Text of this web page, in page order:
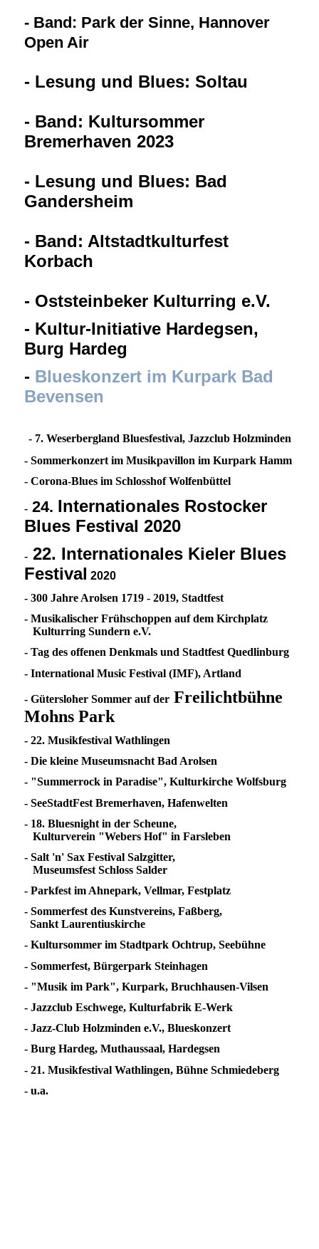
- Band: Park der Sinne, Hannover
Open Air
- Lesung und Blues: Soltau
- Band: Kultursommer
Bremerhaven 2023
- Lesung und Blues: Bad
Gandersheim
- Band: Altstadtkulturfest
Korbach
- Oststeinbeker Kulturring e.V.
- Kultur-Initiative Hardegsen,
Burg Hardeg
- Blueskonzert im Kurpark Bad
Bevensen
- 7. Weserbergland Bluesfestival, Jazzclub Holzminden
- Sommerkonzert im Musikpavillon im Kurpark Hamm
- Corona-Blues im Schlosshof Wolfenbüttel
- 24. Internationales Rostocker
Blues Festival 2020
- 22. Internationales Kieler Blues
Festival 2020
- 300 Jahre Arolsen 1719 - 2019, Stadtfest
- Musikalischer Frühschoppen auf dem Kirchplatz
Kulturring Sundern e.V.
- Tag des offenen Denkmals und Stadtfest Quedlinburg
- International Music Festival (IMF), Artland
- Gütersloher Sommer auf der Freilichtbühne
Mohns Park
- 22. Musikfestival Wathlingen
- Die kleine Museumsnacht Bad Arolsen
- "Summerrock in Paradise", Kulturkirche Wolfsburg
- SeeStadtFest Bremerhaven, Hafenwelten
- 18. Bluesnight in der Scheune,
Kulturverein "Webers Hof" in Farsleben
- Salt 'n' Sax Festival Salzgitter,
Museumsfest Schloss Salder
- Parkfest im Ahnepark, Vellmar, Festplatz
- Sommerfest des Kunstvereins, Faßberg,
Sankt Laurentiuskirche
- Kultursommer im Stadtpark Ochtrup, Seebühne
- Sommerfest, Bürgerpark Steinhagen
- "Musik im Park", Kurpark, Bruchhausen-Vilsen
- Jazzclub Eschwege, Kulturfabrik E-Werk
- Jazz-Club Holzminden e.V., Blueskonzert
- Burg Hardeg, Muthaussaal, Hardegsen
- 21. Musikfestival Wathlingen, Bühne Schmiedeberg
- u.a.